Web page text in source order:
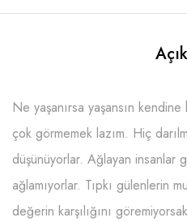
Ne yaşanırsa yaşansın
çok görmemek lazım. Hiç
düşünüyorlar. Ağlayan insanlar
ağlamıyorlar. Tıpkı gülenlerin
değerin karşılığını